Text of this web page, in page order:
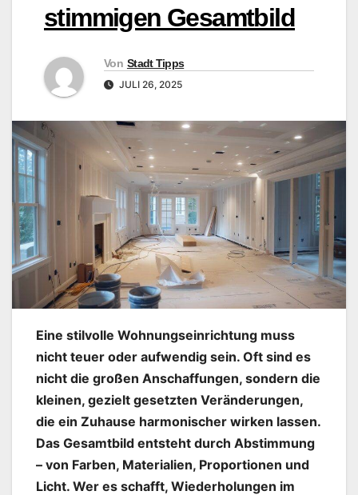
stimmigen Gesamtbild
Von Stadt Tipps
JULI 26, 2025
Eine stilvolle Wohnungseinrichtung muss
nicht teuer oder aufwendig sein. Oft sind es
nicht die großen Anschaffungen, sondern die
kleinen, gezielt gesetzten Veränderungen,
die ein Zuhause harmonischer wirken lassen.
Das Gesamtbild entsteht durch Abstimmung
– von Farben, Materialien, Proportionen und
Licht. Wer es schafft, Wiederholungen im